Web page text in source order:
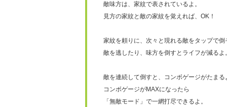
敵味方は、家紋で表されているよ。
見方の家紋と敵の家紋を覚えれば、OK！
家紋を頼りに、次々と現れる敵をタップで倒
敵を逃したり、味方を倒すとライフが減るよ。
敵を連続して倒すと、コンボゲージがたまる
コンボゲージがMAXになったら
「無敵モード」で一網打尽できるよ。